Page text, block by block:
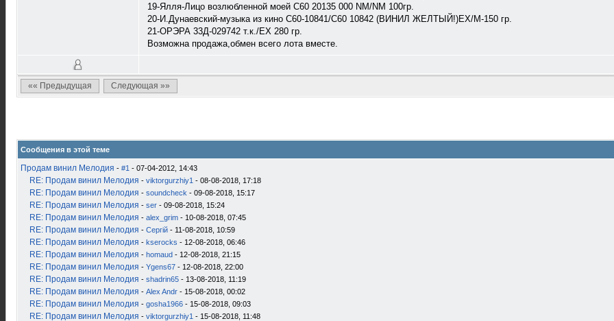
19-Ялля-Лицо возлюбленной моей С60 20135 000 NM/NM 100гр.
20-И.Дунаевский-музыка из кино С60-10841/С60 10842 (ВИНИЛ ЖЕЛТЫЙ!)ЕХ/М-150 гр.
21-ОРЭРА 33Д-029742 т.к./ЕХ 280 гр.
Возможна продажа,обмен всего лота вместе.
«« Предыдущая
Следующая »»
Сообщения в этой теме
Продам винил Мелодия - #1 - 07-04-2012, 14:43
RE: Продам винил Мелодия - viktorgurzhiy1 - 08-08-2018, 17:18
RE: Продам винил Мелодия - soundcheck - 09-08-2018, 15:17
RE: Продам винил Мелодия - ser - 09-08-2018, 15:24
RE: Продам винил Мелодия - alex_grim - 10-08-2018, 07:45
RE: Продам винил Мелодия - Сергій - 11-08-2018, 10:59
RE: Продам винил Мелодия - kserocks - 12-08-2018, 06:46
RE: Продам винил Мелодия - homaud - 12-08-2018, 21:15
RE: Продам винил Мелодия - Ygens67 - 12-08-2018, 22:00
RE: Продам винил Мелодия - shadrin65 - 13-08-2018, 11:19
RE: Продам винил Мелодия - Alex Andr - 15-08-2018, 00:02
RE: Продам винил Мелодия - gosha1966 - 15-08-2018, 09:03
RE: Продам винил Мелодия - viktorgurzhiy1 - 15-08-2018, 11:48